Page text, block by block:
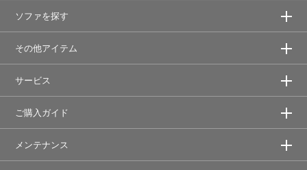
ソファを探す
その他アイテム
サービス
ご購入ガイド
メンテナンス